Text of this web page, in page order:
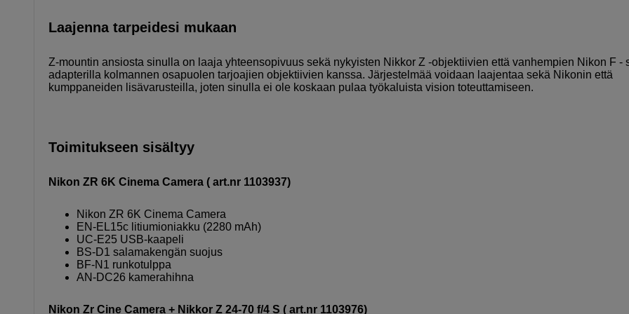
Laajenna tarpeidesi mukaan
Z-mountin ansiosta sinulla on laaja yhteensopivuus sekä nykyisten Nikkor Z -objektiivien että vanhempien Nikon F -
adapterilla kolmannen osapuolen tarjoajien objektiivien kanssa. Järjestelmää voidaan laajentaa sekä Nikonin että
kumppaneiden lisävarusteilla, joten sinulla ei ole koskaan pulaa työkaluista vision toteuttamiseen.
Toimitukseen sisältyy
Nikon ZR 6K Cinema Camera ( art.nr 1103937)
Nikon ZR 6K Cinema Camera
EN-EL15c litiumioniakku (2280 mAh)
UC-E25 USB-kaapeli
BS-D1 salamakengän suojus
BF-N1 runkotulppa
AN-DC26 kamerahihna
Nikon Zr Cine Camera + Nikkor Z 24-70 f/4 S ( art.nr 1103976)